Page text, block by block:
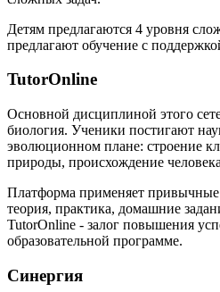
Детям предлагаются 4 уровня
предлагают обучение с
TutorOnline
Основной дисциплиной этого
биология. Ученики постигают
эволюционном плане: строение
природы, происхождение
Платформа применяет
теория, практика, домашние
TutorOnline - залог повышения
образовательной программе.
Синергия